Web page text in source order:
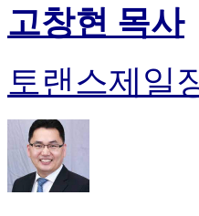
고창현 목사
토랜스제일